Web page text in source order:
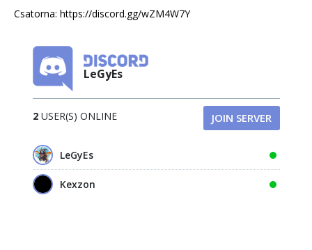
Csatorna: https://discord.gg/wZM4W7Y
LeGyEs
2USER(S) ONLINE JOIN SERVER
LeGyEs
Kexzon